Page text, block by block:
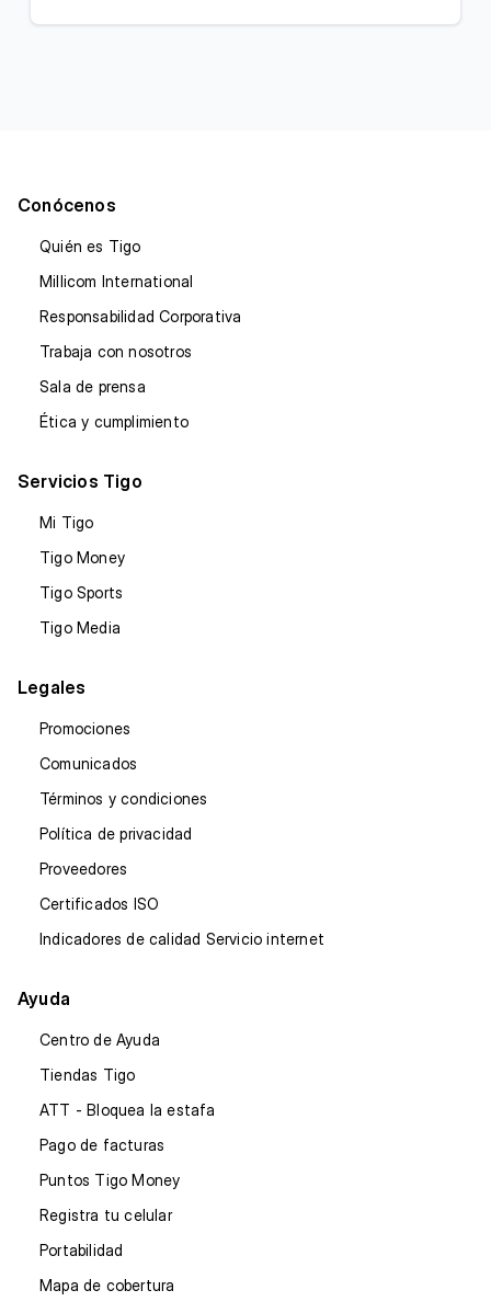
Conócenos
Quién es Tigo
Millicom International
Responsabilidad Corporativa
Trabaja con nosotros
Sala de prensa
Ética y cumplimiento
Servicios Tigo
Mi Tigo
Tigo Money
Tigo Sports
Tigo Media
Legales
Promociones
Comunicados
Términos y condiciones
Política de privacidad
Proveedores
Certificados ISO
Indicadores de calidad Servicio internet
Ayuda
Centro de Ayuda
Tiendas Tigo
ATT - Bloquea la estafa
Pago de facturas
Puntos Tigo Money
Registra tu celular
Portabilidad
Mapa de cobertura